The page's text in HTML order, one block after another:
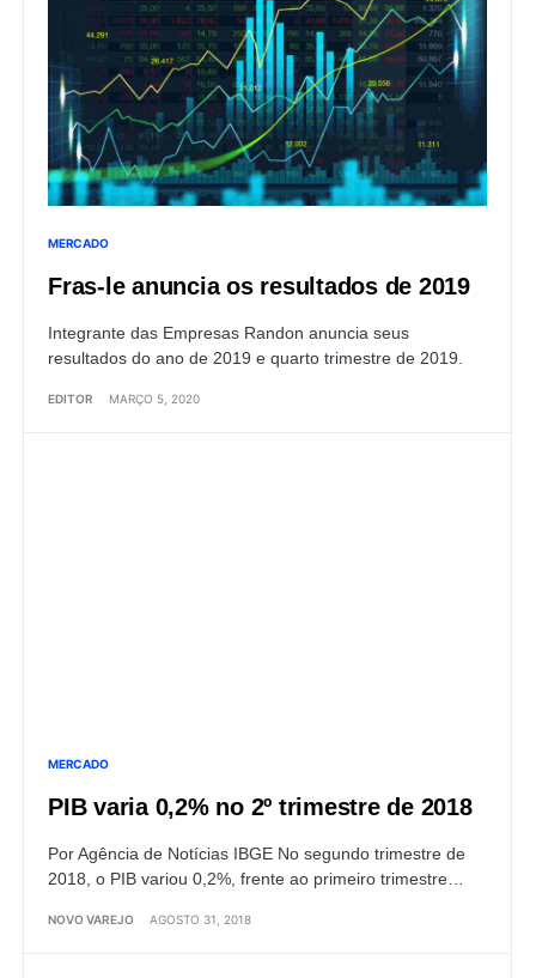
MERCADO
Fras-le anuncia os resultados de 2019
Integrante das Empresas Randon anuncia seus
resultados do ano de 2019 e quarto trimestre de 2019.
EDITOR MARÇO 5, 2020
MERCADO
PIB varia 0,2% no 2º trimestre de 2018
Por Agência de Notícias IBGE No segundo trimestre de
2018, o PIB variou 0,2%, frente ao primeiro trimestre…
NOVO VAREJO AGOSTO 31, 2018